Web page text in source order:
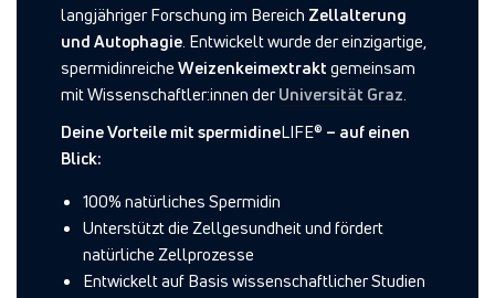
langjähriger Forschung im Bereich Zellalterung
und Autophagie . Entwickelt wurde der einzigartige,
spermidinreiche Weizenkeimextrakt gemeinsam
mit Wissenschaftler:innen derUniversität Graz
Deine Vorteile mit spermidineLIFE® – auf einen
Blick:
100% natürliches Spermidin
Unterstützt die Zellgesundheit und fördert
natürliche Zellprozesse
Entwickelt auf Basis wissenschaftlicher Studien